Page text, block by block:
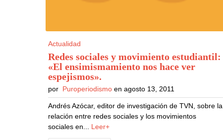
Actualidad
Redes sociales y movimiento estudiantil:
«El ensimismamiento nos hace ver
espejismos».
por Puroperiodismo en agosto 13, 2011
Andrés Azócar, editor de investigación de TVN, sobre la
relación entre redes sociales y los movimientos
sociales en... Leer+